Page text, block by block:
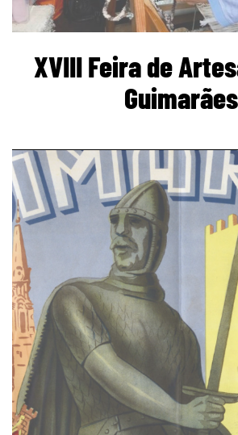
XVIII Feira de
Guimarães
page